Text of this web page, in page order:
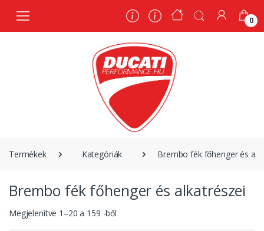
0
Termékek Kategóriák Brembo fék főhenger és
Brembo fék főhenger és alkatrészei
Megjelenítve 1 –20 a 159 -ből
0